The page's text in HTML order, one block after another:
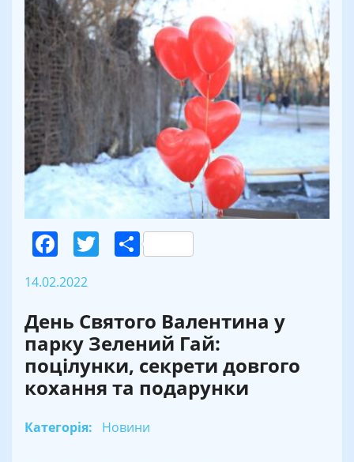
Facebook
Twitter
Поділитися
14.02.2022
День Святого Валентина у
парку Зелений Гай:
поцілунки, секрети довгого
кохання та подарунки
Категорія: Новини